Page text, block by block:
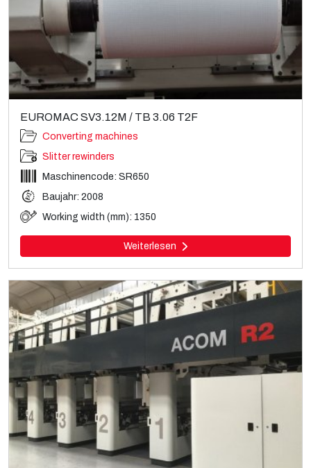
EUROMAC SV3.12M / TB 3.06 T2F
Converting machines
Slitter rewinders
Maschinencode: SR650
Baujahr: 2008
Working width (mm): 1350
Weiterlesen